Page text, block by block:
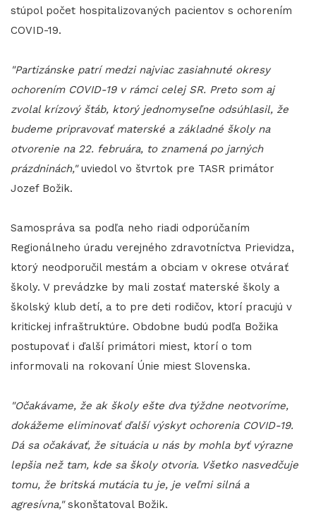
stúpol počet hospitalizovaných pacientov s ochorením
COVID-19.
"Partizánske patrí medzi najviac zasiahnuté okresy
ochorením COVID-19 v rámci celej SR. Preto som aj
zvolal krízový štáb, ktorý jednomyseľne odsúhlasil, že
budeme pripravovať materské a základné školy na
otvorenie na 22. februára, to znamená po jarných
prázdninách,"uviedol vo štvrtok pre TASR primátor
Jozef Božik.
Samospráva sa podľa neho riadi odporúčaním
Regionálneho úradu verejného zdravotníctva Prievidza,
ktorý neodporučil mestám a obciam v okrese otvárať
školy. V prevádzke by mali zostať materské školy a
školský klub detí, a to pre deti rodičov, ktorí pracujú v
kritickej infraštruktúre. Obdobne budú podľa Božika
postupovať i ďalší primátori miest, ktorí o tom
informovali na rokovaní Únie miest Slovenska.
"Očakávame, že ak školy ešte dva týždne neotvoríme,
dokážeme eliminovať ďalší výskyt ochorenia COVID-19.
Dá sa očakávať, že situácia u nás by mohla byť výrazne
lepšia než tam, kde sa školy otvoria. Všetko nasvedčuje
tomu, že britská mutácia tu je, je veľmi silná a
agresívna,"skonštatoval Božik.